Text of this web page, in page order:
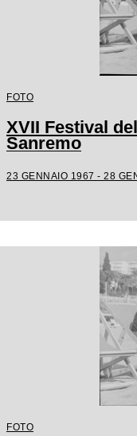
FOTO
XVII Festival
Sanremo
23 GENNAIO 1967 - 28
FOTO